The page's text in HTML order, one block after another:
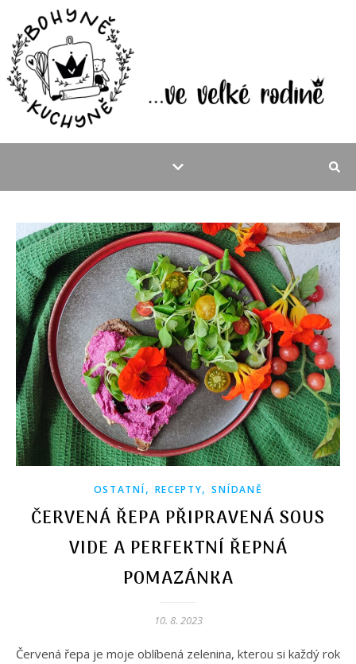
OSTATNÍ, RECEPTY,SNÍDANĚ
ČERVENÁ ŘEPA PŘIPRAVENÁ SOUS
VIDE A PERFEKTNÍ ŘEPNÁ
POMAZÁNKA
10. 8. 2023
Červená řepa je moje oblíbená zelenina, kterou si každý rok